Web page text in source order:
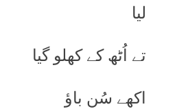
لیا
تے اُٹھ کے کھلو گیا
اکھے سُن باؤ